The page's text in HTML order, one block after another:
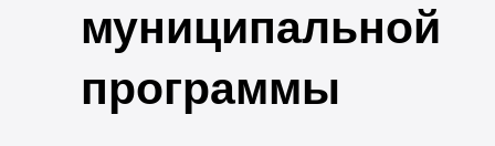
муниципальной
программы